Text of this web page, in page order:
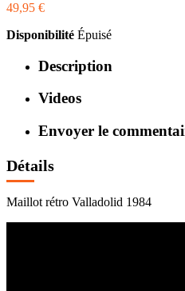
49,95 €
Disponibilité Épuisé
Description
Videos
Envoyer le
Détails
Maillot rétro Valladolid 1984